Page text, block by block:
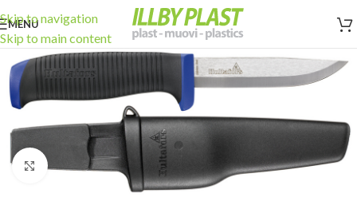
Skip to navigation
Skip to main content
MENU
Click to enlarge